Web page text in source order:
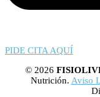
PIDE CITA AQUÍ
© 2026
Nutrición. Aviso